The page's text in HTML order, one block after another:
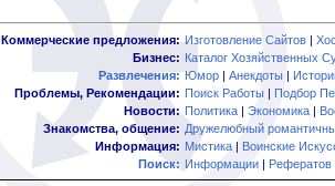
Коммерческие предложения: Изготовление Сайтов |
Бизнес: Каталог Хозяйственных
Развлечения: Юмор | Анекдоты |
Проблемы, Рекомендации: Поиск Работы | Подбор
Новости: Политика | Экономика |
Знакомства, общение: Дружелюбный
Информация: Мистика | Воинские
Поиск: Информации | Рефератов